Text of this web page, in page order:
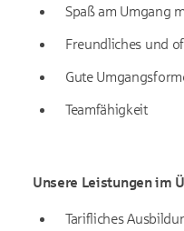
Spaß am Umgang
Freundliches und
Gute
Teamfähigkeit
Unsere Leistungen im
Tarifliches